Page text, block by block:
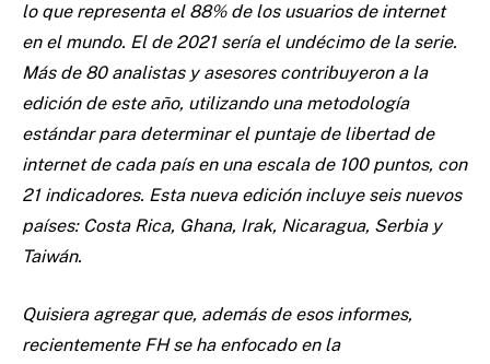
lo que representa el 88% de los usuarios de internet
en el mundo. El de 2021 sería el undécimo de la serie.
Más de 80 analistas y asesores contribuyeron a la
edición de este año, utilizando una metodología
estándar para determinar el puntaje de libertad de
internet de cada país en una escala de 100 puntos, con
21 indicadores. Esta nueva edición incluye seis nuevos
países: Costa Rica, Ghana, Irak, Nicaragua, Serbia y
Taiwán.
Quisiera agregar que, además de esos informes,
recientemente FH se ha enfocado en la